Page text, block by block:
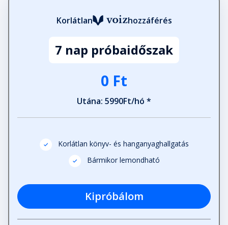
Korlátlan hozzáférés
7 nap próbaidőszak
0 Ft
Utána: 5990Ft/hó *
Korlátlan könyv- és hanganyaghallgatás
Bármikor lemondható
Kipróbálom